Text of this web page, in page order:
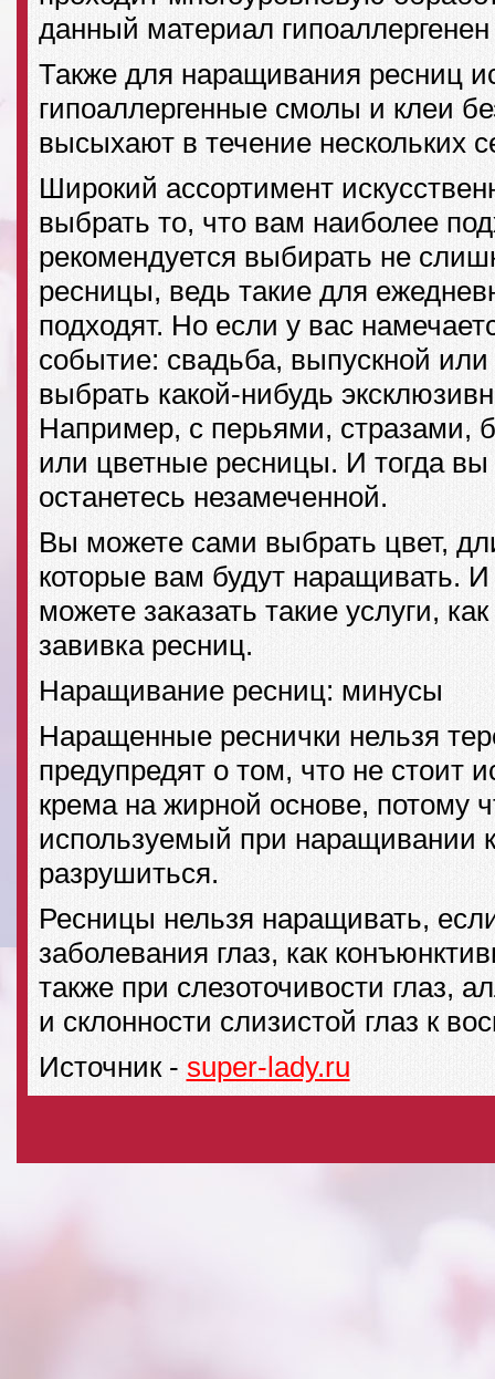
данный материал
Также для наращивания ресниц
гипоаллергенные смолы и клеи
высыхают в течение нескольких
Широкий ассортимент
выбрать то, что вам наиболее
рекомендуется выбирать не
ресницы, ведь такие для
подходят. Но если у вас
событие: свадьба, выпускной
выбрать какой-нибудь
Например, с перьями, стразами,
или цветные ресницы. И тогда вы
останетесь незамеченной.
Вы можете сами выбрать цвет,
которые вам будут наращивать.
можете заказать такие услуги,
завивка ресниц.
Наращивание ресниц: минусы
Наращенные реснички нельзя
предупредят о том, что не стоит
крема на жирной основе, потому
используемый при наращивании
разрушиться.
Ресницы нельзя наращивать,
заболевания глаз, как
также при слезоточивости глаз,
и склонности слизистой глаз к
Источник - super-lady.ru